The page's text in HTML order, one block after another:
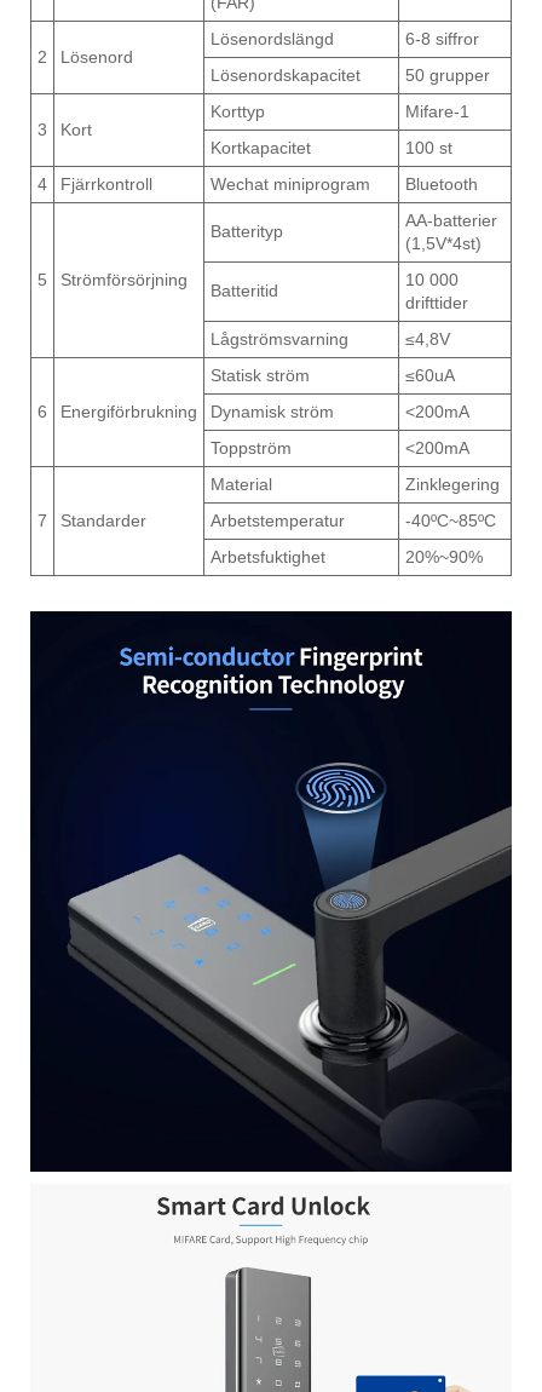
2 Lösenord
Lösenordslängd
6-8 siffror
Lösenordskapacitet
50 grupper
3 Kort
Korttyp
Mifare-1
Kortkapacitet
100 st
4
Fjärrkontroll Wechat miniprogram Bluetooth
5 Strömförsörjning
Batterityp
AA-batterier
(1,5V*4st)
Batteritid
10 000
drifttider
Lågströmsvarning
≤4,8V
6 Energiförbrukning
Statisk ström
≤60uA
Dynamisk ström
<200mA
Toppström
<200mA
7 Standarder
Material
Zinklegering
Arbetstemperatur
-40ºC~85ºC
Arbetsfuktighet
20%~90%